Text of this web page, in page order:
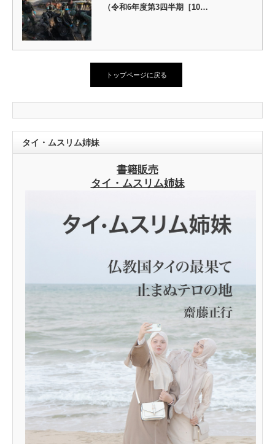
（令和6年度第3四半期［10…
トップページに戻る
タイ・ムスリム姉妹
書籍販売
タイ・ムスリム姉妹